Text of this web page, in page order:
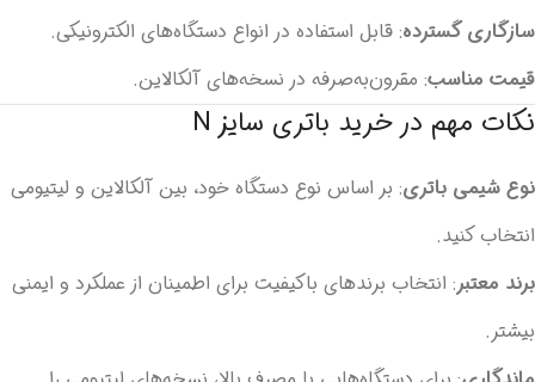
سازگاری گسترده: قابل استفاده در انواع دستگاه‌های الکترونیکی.
قیمت مناسب: مقرون‌به‌صرفه در نسخه‌های آلکالاین.
نکات مهم در خرید باتری سایز N
نوع شیمی باتری: بر اساس نوع دستگاه خود، بین آلکالاین و لیتیومی
انتخاب کنید.
برند معتبر: انتخاب برندهای باکیفیت برای اطمینان از عملکرد و ایمنی
بیشتر.